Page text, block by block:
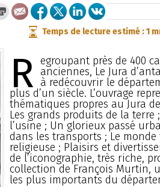
Temps de lecture estimé : 1
R egroupant près de 400
anciennes, Le Jura
à redécouvrir le
plus d’un siècle. L’ouvrage
thématiques propres au Jura
Les grands produits de la terre
l’usine ; Un glorieux passé
dans les transports ; Le monde
religieuse ; Plaisirs et
de l’iconographie, très riche,
collection de François Murtin,
les plus importants du